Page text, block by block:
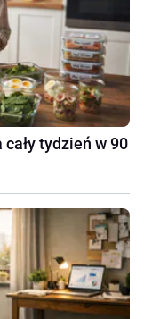
tydzień w 90